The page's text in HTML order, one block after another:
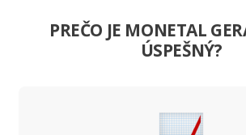
PREČO JE MONETAL
ÚSPEŠNÝ?